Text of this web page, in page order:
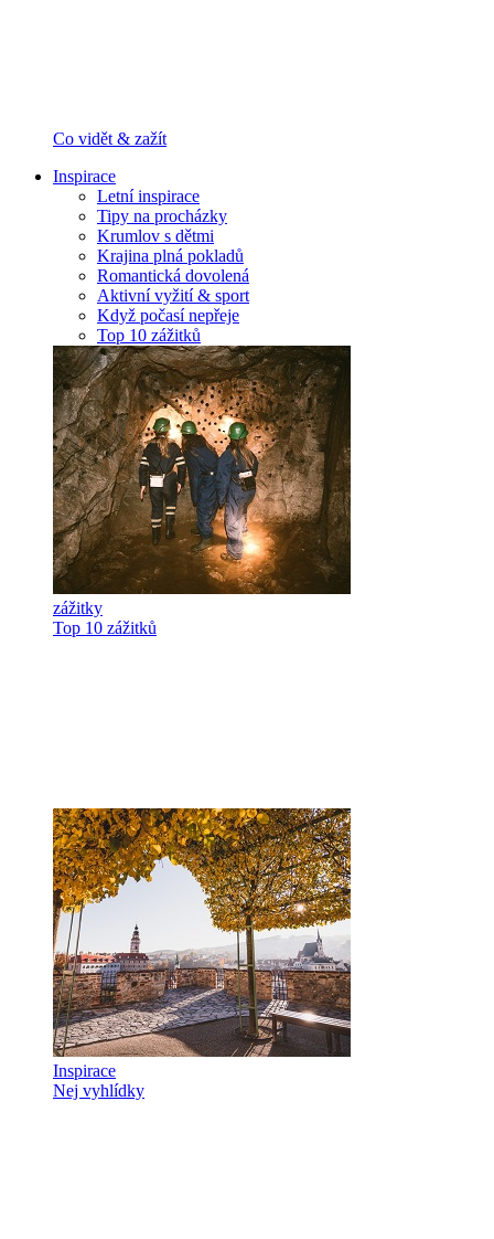
Co vidět & zažít
Inspirace
Letní inspirace
Tipy na procházky
Krumlov s dětmi
Krajina plná pokladů
Romantická dovolená
Aktivní vyžití & sport
Když počasí nepřeje
Top 10 zážitků
zážitky
Top 10 zážitků
Inspirace
Nej vyhlídky